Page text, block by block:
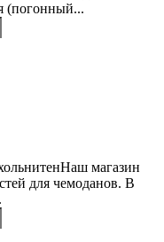
(погонный...
магазин
для чемоданов. В